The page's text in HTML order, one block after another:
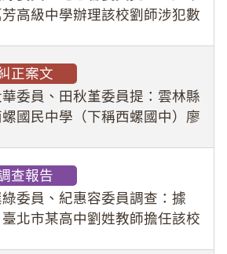
高級中學辦理該校劉師涉犯數
關與糾錯功能，不僅首份調查報
審酌師生不
正案文
委員、田秋堇委員提：雲林縣
國民中學（下稱西螺國中）廖
球隊學生等行為，歷經該校校園
理會議（下
查報告
委員、紀惠容委員調查：據
北市某高中劉姓教師擔任該校